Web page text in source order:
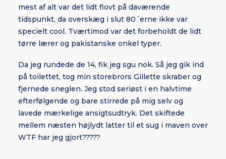
mest af alt var det lidt flovt på daværende
tidspunkt, da overskæg i slut 80´erne ikke var
specielt cool. Tværtimod var det forbeholdt de lidt
tørre lærer og pakistanske onkel typer.
Da jeg rundede de 14, fik jeg sgu nok. Så jeg gik ind
på toilettet, tog min storebrors Gillette skraber og
fjernede sneglen. Jeg stod seriøst i en halvtime
efterfølgende og bare stirrede på mig selv og
lavede mærkelige ansigtsudtryk. Det skiftede
mellem næsten højlydt latter til et sug i maven over
WTF har jeg gjort?????